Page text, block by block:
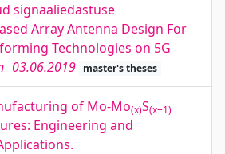
signaaliedastuse
Array Antenna Design For
Technologies on 5G
03.06.2019 master's theses
of Mo-Mo(x)S(x+1)
Engineering and